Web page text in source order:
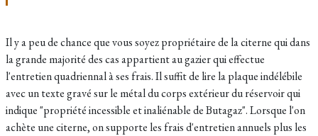
Il y a peu de chance que vous soyez propriétaire de la citerne qui dans
la grande majorité des cas appartient au gazier qui effectue
l'entretien quadriennal à ses frais. Il suffit de lire la plaque indélébile
avec un texte gravé sur le métal du corps extérieur du réservoir qui
indique "propriété incessible et inaliénable de Butagaz". Lorsque l'on
achète une citerne, on supporte les frais d'entretien annuels plus les